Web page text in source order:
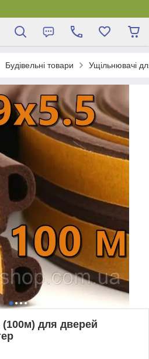
Будівельні товари Ущільнювачі
для дверей